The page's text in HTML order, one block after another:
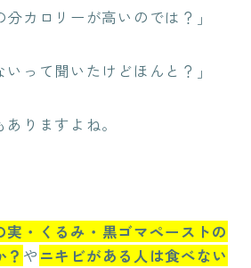
分カロリーが高いのでは？」
いって聞いたけどほんと？」
りますよね。
実・くるみ・黒ゴマペーストの
や ニキビがある人は食べない